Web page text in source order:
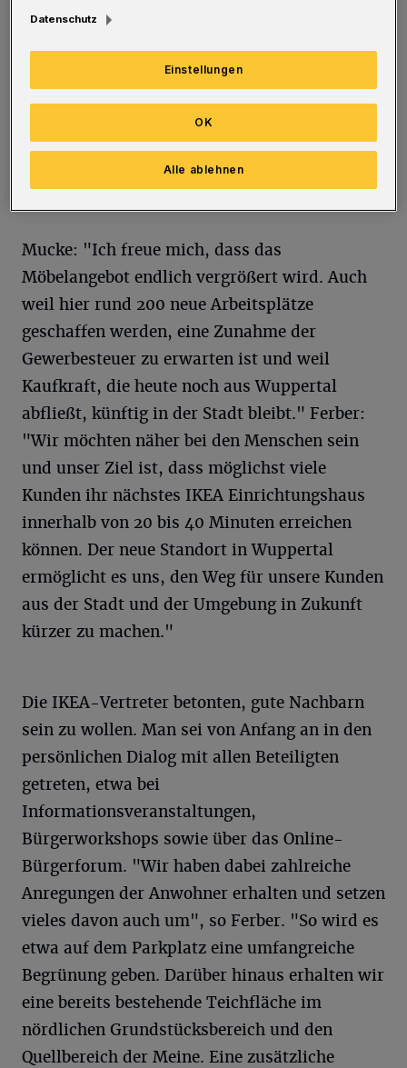
I KEA investiert nach eigenen Angaben rund
85 Millionen Euro. Das Haus soll im
Spätsommer mit insgesamt etwa 250
Mitarbeiterinnen und Mitarbeiter eröffnet
Mucke: "Ich freue mich, dass das
Möbelangebot endlich vergrößert wird. Auch
weil hier rund 200 neue Arbeitsplätze
geschaffen werden, eine Zunahme der
Gewerbesteuer zu erwarten ist und weil
Kaufkraft, die heute noch aus Wuppertal
abfließt, künftig in der Stadt bleibt." Ferber:
"Wir möchten näher bei den Menschen sein
und unser Ziel ist, dass möglichst viele
Kunden ihr nächstes IKEA Einrichtungshaus
innerhalb von 20 bis 40 Minuten erreichen
können. Der neue Standort in Wuppertal
ermöglicht es uns, den Weg für unsere Kunden
aus der Stadt und der Umgebung in Zukunft
kürzer zu machen."
Die IKEA-Vertreter betonten, gute Nachbarn
sein zu wollen. Man sei von Anfang an in den
persönlichen Dialog mit allen Beteiligten
getreten, etwa bei
Informationsveranstaltungen,
Bürgerworkshops sowie über das Online-
Bürgerforum. "Wir haben dabei zahlreiche
Anregungen der Anwohner erhalten und setzen
vieles davon auch um", so Ferber. "So wird es
etwa auf dem Parkplatz eine umfangreiche
Begrünung geben. Darüber hinaus erhalten wir
eine bereits bestehende Teichfläche im
nördlichen Grundstücksbereich und den
Quellbereich der Meine. Eine zusätzliche
Datenschutz
Einstellungen
Alle ablehnen
OK